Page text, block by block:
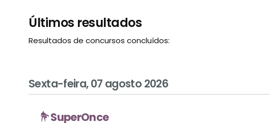
Últimos resultados
Resultados de concursos concluídos:
Sexta-feira, 07 agosto 2026
SuperOnce